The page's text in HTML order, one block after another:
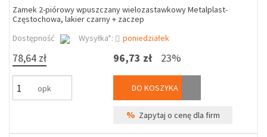
Zamek 2-piórowy wpuszczany wielozastawkowy Metalplast-
Częstochowa, lakier czarny + zaczep
Dostępność
Wysyłka*: poniedziałek
78,64 zł
opk
96,73 zł 23%
DO KOSZYKA
% Zapytaj o cenę dla firm